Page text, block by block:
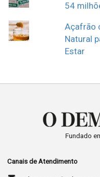
54
Açafrão
Natural
Estar
Fundado
Canais de Atendimento